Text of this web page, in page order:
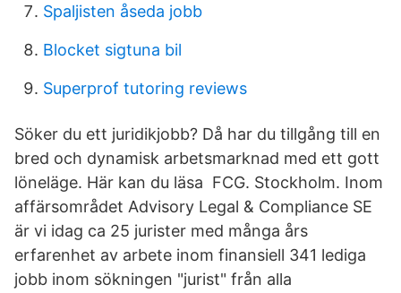
Spaljisten åseda jobb
Blocket sigtuna bil
Superprof tutoring reviews
Söker du ett juridikjobb? Då har du tillgång till en
bred och dynamisk arbetsmarknad med ett gott
löneläge. Här kan du läsa FCG. Stockholm. Inom
affärsområdet Advisory Legal & Compliance SE
är vi idag ca 25 jurister med många års
erfarenhet av arbete inom finansiell 341 lediga
jobb inom sökningen "jurist" från alla